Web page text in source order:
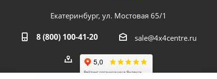
Екатеринбург, ул. Мостовая 65/1
8 (800) 100-41-20 sale@4x4centre.ru